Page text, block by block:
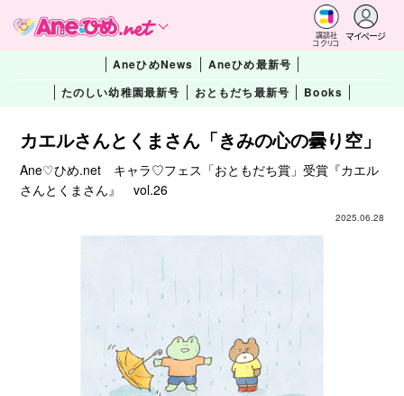
講談社
コクリコ
マイページ
AneひめNews
Aneひめ最新号
たのしい幼稚園最新号
おともだち最新号 Books
カエルさんとくまさん「きみの心の曇り空」
Ane♡ひめ.net キャラ♡フェス「おともだち賞」受賞『カエル
さんとくまさん』 vol.26
2025.06.28